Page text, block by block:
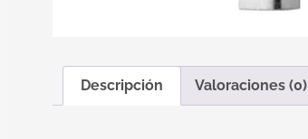
Descripción Valoraciones (0)